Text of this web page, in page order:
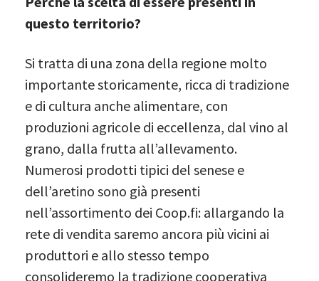
questo territorio?
Si tratta di una zona della regione molto
importante storicamente, ricca di tradizione
e di cultura anche alimentare, con
produzioni agricole di eccellenza, dal vino al
grano, dalla frutta all’allevamento.
Numerosi prodotti tipici del senese e
dell’aretino sono già presenti
nell’assortimento dei Coop.fi: allargando la
rete di vendita saremo ancora più vicini ai
produttori e allo stesso tempo
consolideremo la tradizione cooperativa